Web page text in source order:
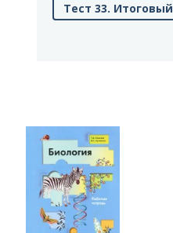
Тест 33.